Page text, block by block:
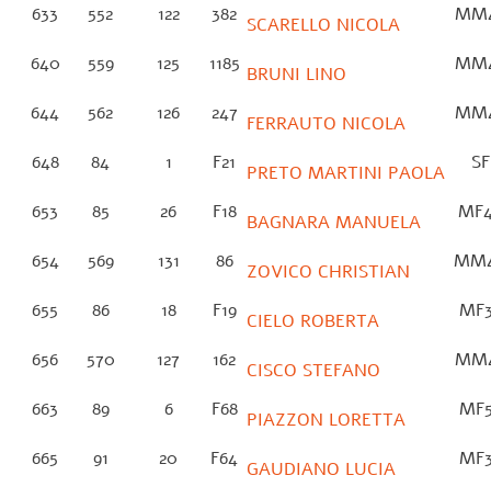
633 552 122 382 SCARELLO NICOLA
640 559 125 1185 BRUNI LINO
644 562 126 247 FERRAUTO NICOLA
648 84 1 F21 PRETO MARTINI PAOLA
653 85 26 F18 BAGNARA MANUELA
654 569 131 86 ZOVICO CHRISTIAN
655 86 18 F19 CIELO ROBERTA
656 570 127 162 CISCO STEFANO
663 89 6 F68 PIAZZON LORETTA
665 91 20 F64 GAUDIANO LUCIA